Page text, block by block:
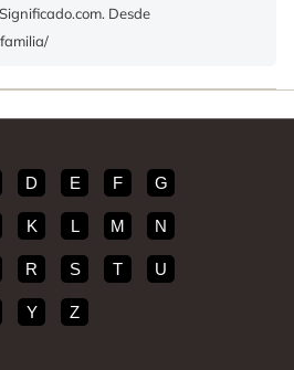
Desde
D E F G
K L M N
R S T U
Y Z